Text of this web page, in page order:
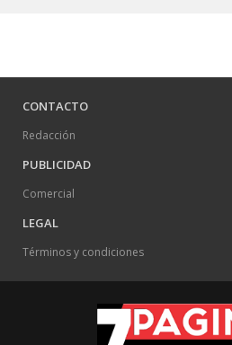
CONTACTO
Redacción
PUBLICIDAD
Comercial
LEGAL
Términos y condiciones